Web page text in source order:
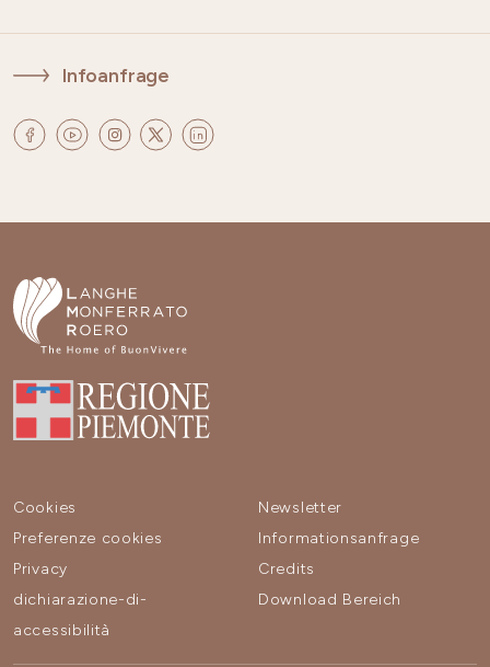
Infoanfrage
Cookies
Preferenze cookies
Privacy
dichiarazione-di-
accessibilità
Newsletter
Informationsanfrage
Credits
Download Bereich